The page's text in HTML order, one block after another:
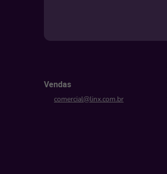
Vendas
comercial@linx.com.br